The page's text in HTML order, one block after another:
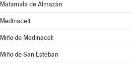
Matamala de Almazán
Medinaceli
Miño de Medinaceli
Miño de San Esteban